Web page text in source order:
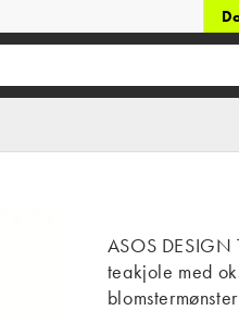
ASOS
teakjole med
blomstermønster